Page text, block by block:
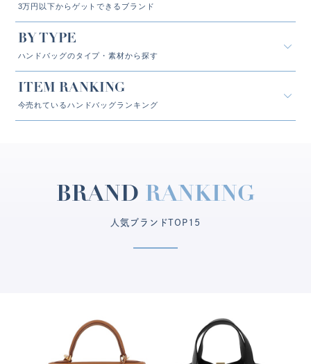
3万円以下からゲットできるブランド
BY TYPE
ハンドバッグのタイプ・素材から探す
ITEM RANKING
今売れているハンドバッグランキング
BRAND RANKING
人気ブランドTOP15